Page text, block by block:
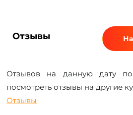
Отзывы
Отзывов на данную дату
посмотреть отзывы на другие
Отзывы